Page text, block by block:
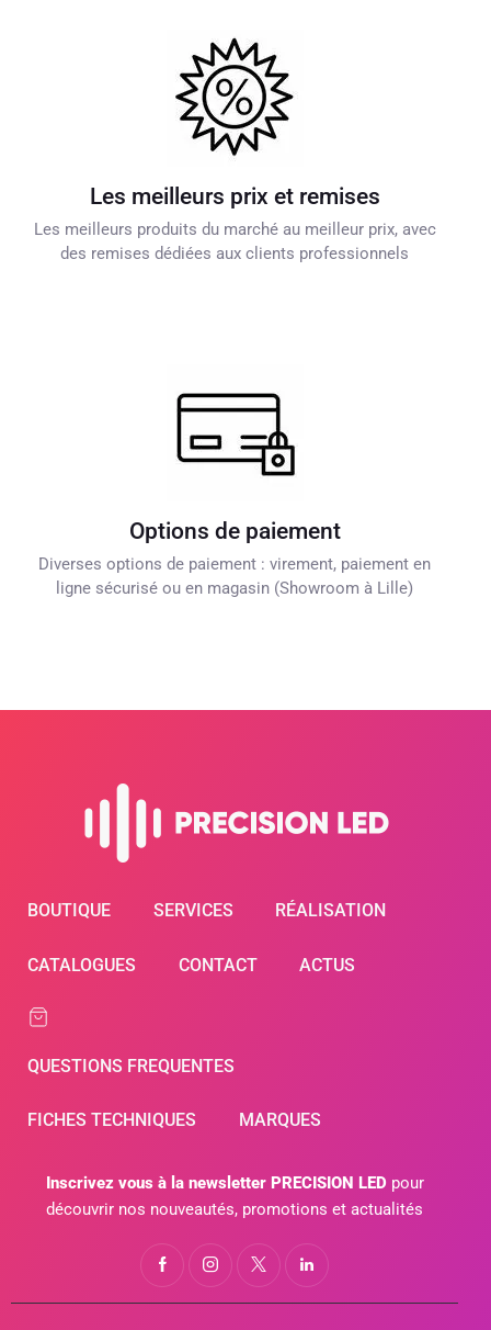
Les meilleurs prix et remises
Les meilleurs produits du marché au meilleur prix, avec
des remises dédiées aux clients professionnels
Options de paiement
Diverses options de paiement : virement, paiement en
ligne sécurisé ou en magasin (Showroom à Lille)
BOUTIQUE SERVICES RÉALISATION
CATALOGUES CONTACT ACTUS
QUESTIONS FREQUENTES
FICHES TECHNIQUES MARQUES
Inscrivez vous à la newsletter PRECISION LEDpour
découvrir nos nouveautés, promotions et actualités